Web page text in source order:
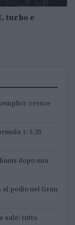
turbo e
cresce
1: 5,25
dopo una
podio nel Gran
sale: tutto